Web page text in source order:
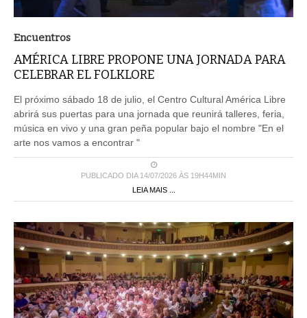
Encuentros
AMÉRICA LIBRE PROPONE UNA JORNADA PARA
CELEBRAR EL FOLKLORE
El próximo sábado 18 de julio, el Centro Cultural América Libre
abrirá sus puertas para una jornada que reunirá talleres, feria,
música en vivo y una gran peña popular bajo el nombre "En el
arte nos vamos a encontrar "
PUBLICADO DIA 14/07/2026 ÀS 19H44MIN
LEIA MAIS ...